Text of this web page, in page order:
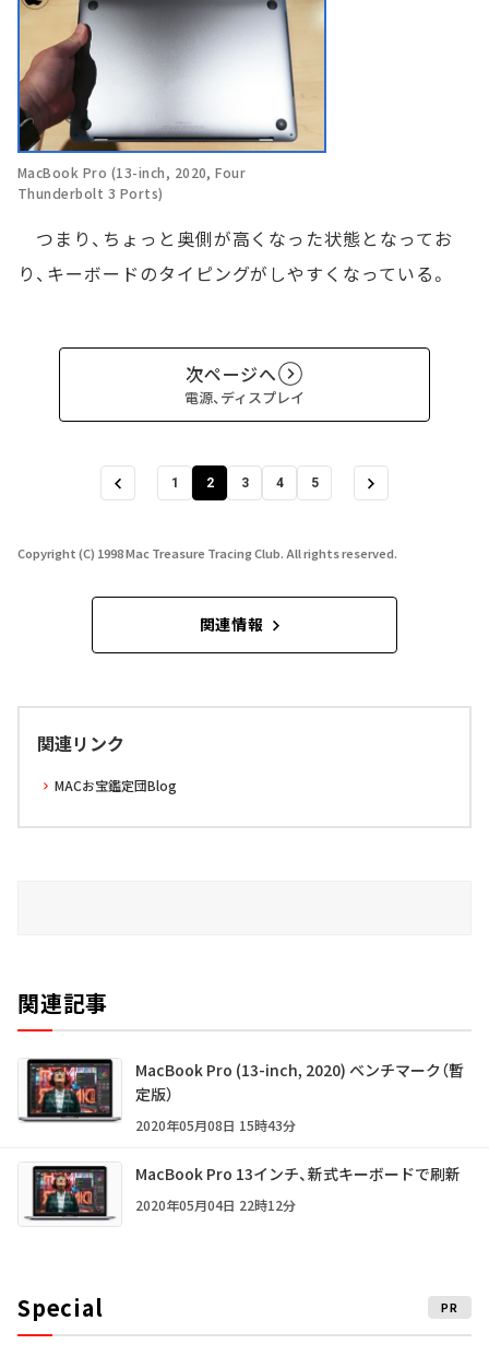
MacBook Pro (13-inch, 2020, Four
Thunderbolt 3 Ports)
つまり、ちょっと奥側が高くなった状態となってお
り、キーボードのタイピングがしやすくなっている。
次ページへ
電源、ディスプレイ
1 2 3 4 5
Copyright (C) 1998 Mac Treasure Tracing Club. All rights reserved.
関連情報
関連リンク
MACお宝鑑定団Blog
関連記事
MacBook Pro (13-inch, 2020) ベンチマーク（暫
定版）
2020年05月08日 15時43分
MacBook Pro 13インチ、新式キーボードで刷新
2020年05月04日 22時12分
Special PR